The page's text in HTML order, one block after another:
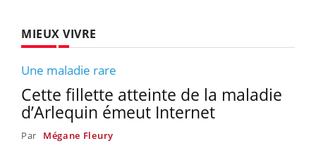
MIEUX VIVRE
Une maladie rare
Cette fillette atteinte de la maladie
d’Arlequin émeut Internet
Par Mégane Fleury